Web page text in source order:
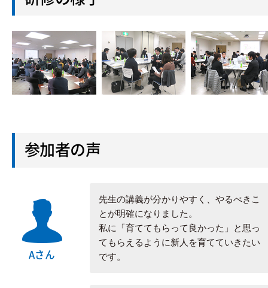
参加者の声
Aさん
先生の講義が分かりやすく、やるべきこ
とが明確になりました。
私に「育ててもらって良かった」と思っ
てもらえるように新人を育てていきたい
です。